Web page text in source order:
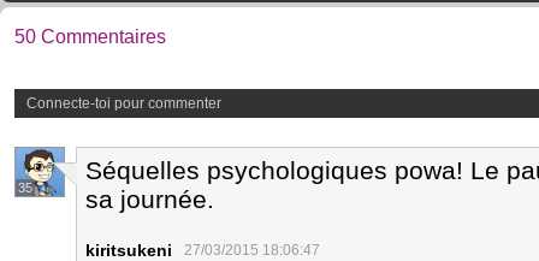
50 Commentaires
Connecte-toi pour commenter
35
Séquelles psychologiques powa! Le
sa journée.
kiritsukeni 27/03/2015 18:06:47